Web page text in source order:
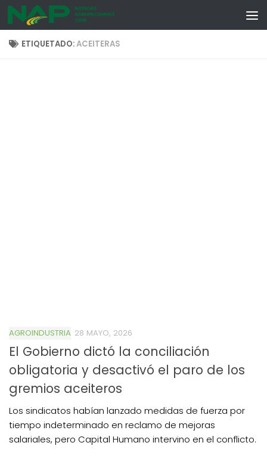
Skip to content
ETIQUETADO:ACEITERAS
AGROINDUSTRIA 28 MAYO, 2026
El Gobierno dictó la conciliación
obligatoria y desactivó el paro de los
gremios aceiteros
Los sindicatos habían lanzado medidas de fuerza por
tiempo indeterminado en reclamo de mejoras
salariales, pero Capital Humano intervino en el conflicto.